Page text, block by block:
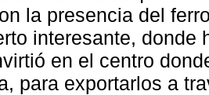
la presencia del
interesante, donde
en el centro
para exportarlos a